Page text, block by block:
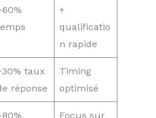
+
qualificatio
n rapide
taux
réponse
Timing
optimisé
Focus sur